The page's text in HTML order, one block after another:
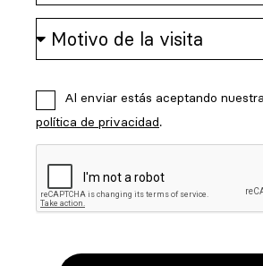
Al enviar estás aceptando
política de privacidad.